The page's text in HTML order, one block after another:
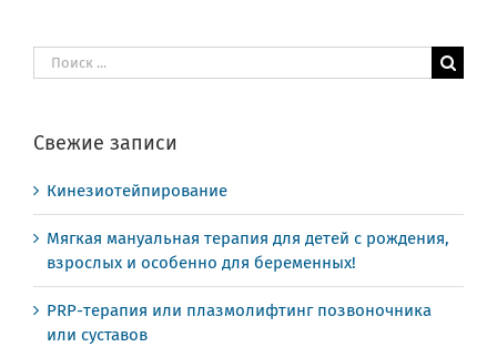
Результат
поиска:
Свежие записи
Кинезиотейпирование
Мягкая мануальная терапия для детей с рождения,
взрослых и особенно для беременных!
PRP-терапия или плазмолифтинг позвоночника
или суставов